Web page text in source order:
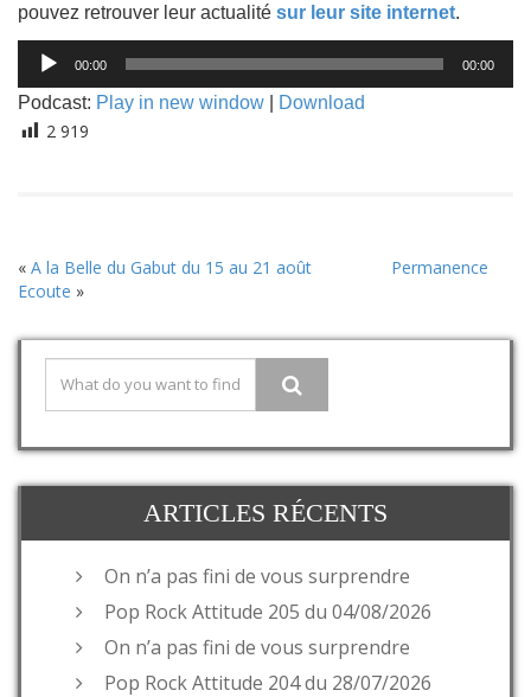
pouvez retrouver leur actualité sur leur site internet.
Lecteur
audio
00:00 00:00
Podcast: Play in new window Download
2 919
« A la Belle du Gabut du 15 au 21 août
Permanence
Ecoute »
ARTICLES RÉCENTS
On n’a pas fini de vous surprendre
Pop Rock Attitude 205 du 04/08/2026
On n’a pas fini de vous surprendre
Pop Rock Attitude 204 du 28/07/2026